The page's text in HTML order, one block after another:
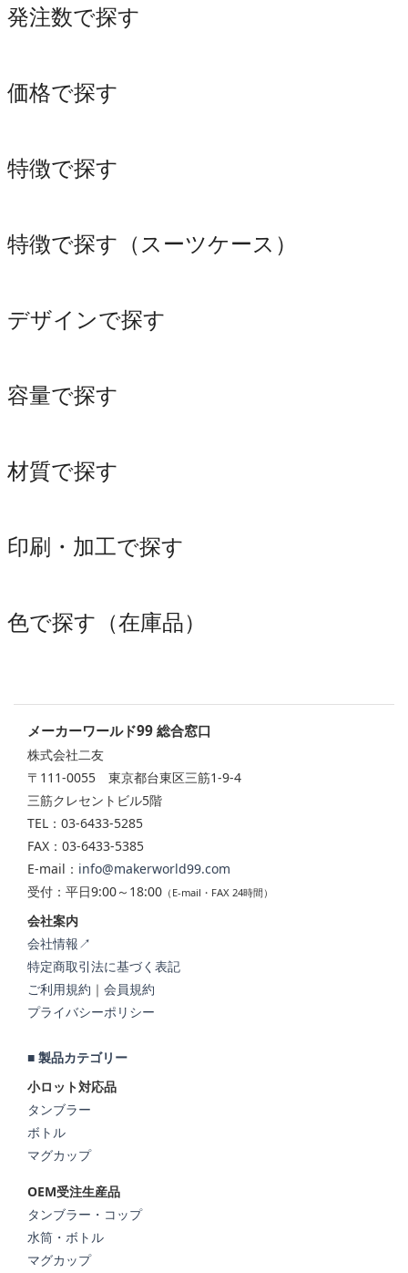
発注数で探す
価格で探す
特徴で探す
特徴で探す（スーツケース）
デザインで探す
容量で探す
材質で探す
印刷・加工で探す
色で探す（在庫品）
メーカーワールド99 総合窓口
株式会社二友
〒111-0055 東京都台東区三筋1-9-4
三筋クレセントビル5階
TEL：03-6433-5285
FAX：03-6433-5385
E-mail： info@makerworld99.com
受付：平日9:00～18:00 （E-mail・FAX 24時間）
会社案内
会社情報↗
特定商取引法に基づく表記
ご利用規約 ｜ 会員規約
プライバシーポリシー
■ 製品カテゴリー
小ロット対応品
タンブラー
ボトル
マグカップ
OEM受注生産品
タンブラー・コップ
水筒・ボトル
マグカップ